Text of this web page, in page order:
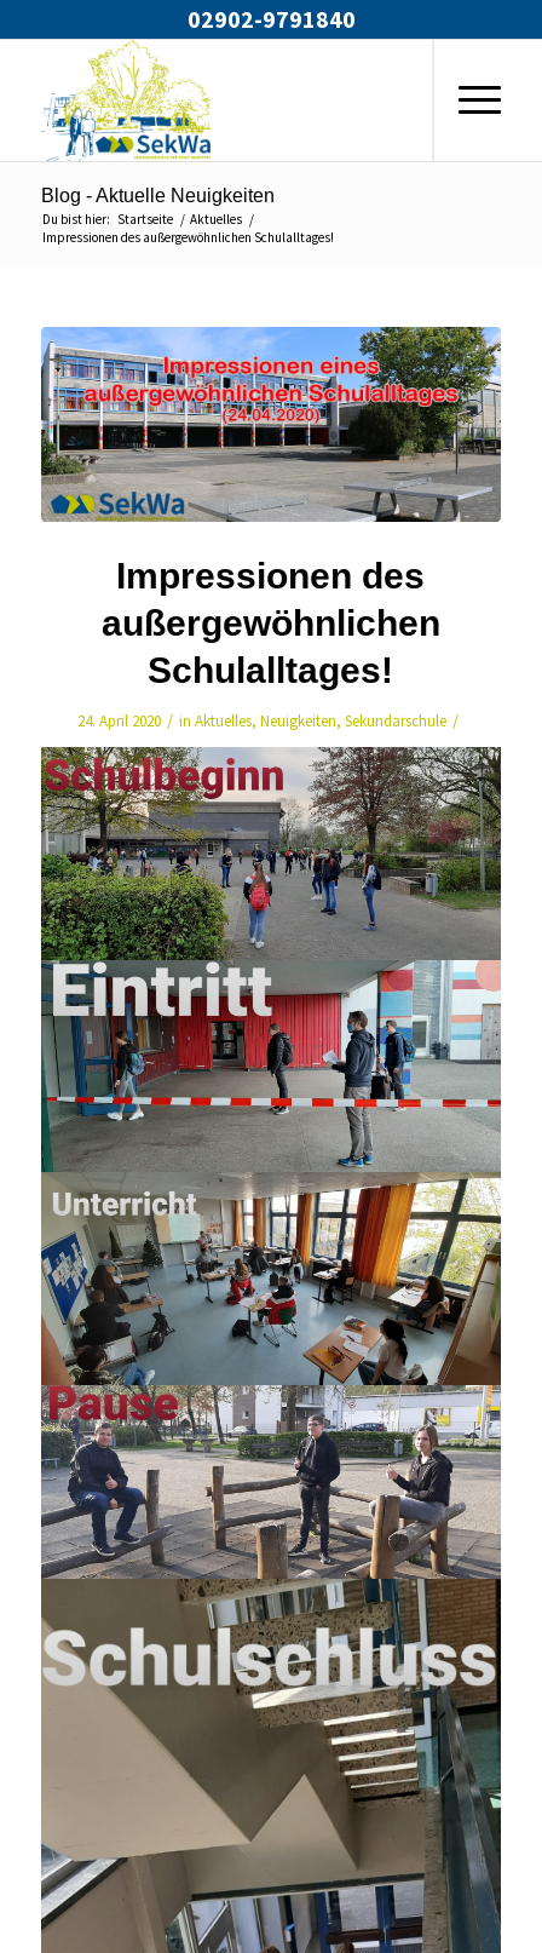
02902-9791840
Blog - Aktuelle Neuigkeiten
Du bist hier: Startseite / Aktuelles /
Impressionen des außergewöhnlichen Schulalltages!
Impressionen des
außergewöhnlichen
Schulalltages!
24. April 2020 / in Aktuelles, Neuigkeiten, Sekundarschule /